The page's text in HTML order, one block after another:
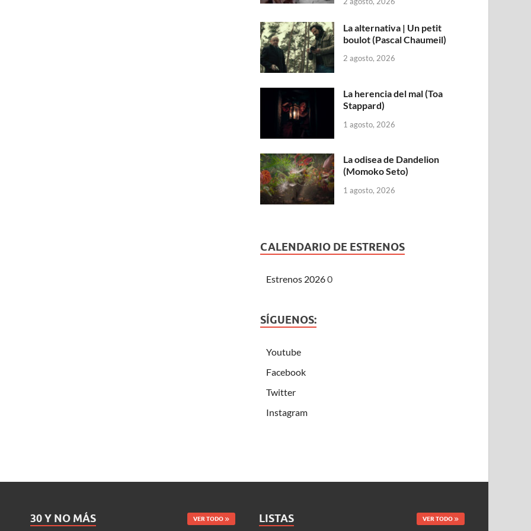
La alternativa | Un petit
boulot (Pascal Chaumeil)
2 agosto, 2026
La herencia del mal (Toa
Stappard)
1 agosto, 2026
La odisea de Dandelion
(Momoko Seto)
1 agosto, 2026
CALENDARIO DE ESTRENOS
Estrenos 20260
SÍGUENOS:
Youtube
Facebook
Twitter
Instagram
30 Y NO MÁS VER TODO LISTAS VER TODO